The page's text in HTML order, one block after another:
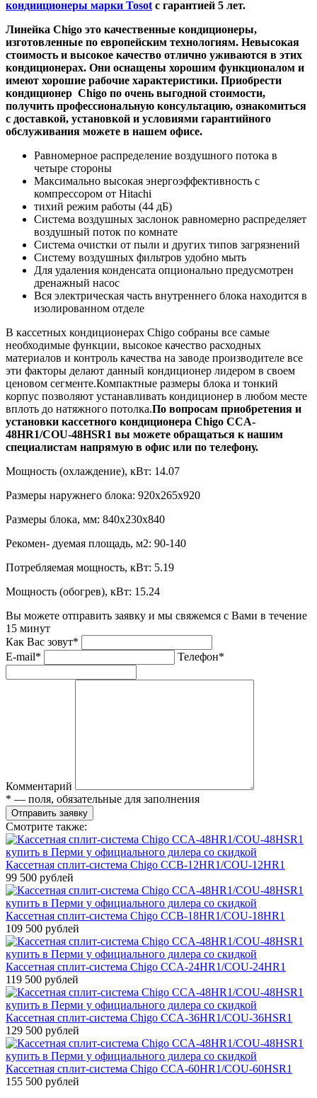
кондииционеры марки Tosot с гарантией 5 лет.
Линейка Chigo это качественные кондиционеры,
изготовленные по европейским технологиям. Невысокая
стоимость и высокое качество отлично уживаются в этих
кондиционерах. Они оснащены хорошим функционалом и
имеют хорошие рабочие характеристики. Приобрести
кондиционер Chigo по очень выгодной стоимости,
получить профессиональную консультацию, ознакомиться
с доставкой, установкой и условиями гарантийного
обслуживания можете в нашем офисе.
Равномерное распределение воздушного потока в
четыре стороны
Максимально высокая энергоэффективность с
компрессором от Hitachi
тихий режим работы (44 дБ)
Система воздушных заслонок равномерно распределяет
воздушный поток по комнате
Система очистки от пыли и других типов загрязнений
Систему воздушных фильтров удобно мыть
Для удаления конденсата опционально предусмотрен
дренажный насос
Вся электрическая часть внутреннего блока находится в
изолированном отделе
В кассетных кондиционерах Chigo собраны все самые
необходимые функции, высокое качество расходных
материалов и контроль качества на заводе производителе все
эти факторы делают данный кондиционер лидером в своем
ценовом сегменте.Компактные размеры блока и тонкий
корпус позволяют устанавливать кондиционер в любом месте
вплоть до натяжного потолка.По вопросам приобретения и
установки кассетного кондиционера Chigo CCA-
48HR1/COU-48HSR1 вы можете обращаться к нашим
специалистам напрямую в офис или по телефону.
Мощность (охлаждение), кВт: 14.07
Размеры наружнего блока: 920x265x920
Размеры блока, мм: 840х230х840
Рекомен- дуемая площадь, м2: 90-140
Потребляемая мощность, кВт: 5.19
Мощность (обогрев), кВт: 15.24
Вы можете отправить заявку и мы свяжемся с Вами в течение
15 минут
Как Вас зовут*
E-mail*
Телефон*
Комментарий
* — поля, обязательные для заполнения
Отправить заявку
Смотрите также:
Кассетная сплит-система Chigo CCB-12HR1/COU-12HR1
99 500 рублей
Кассетная сплит-система Chigo CCB-18HR1/COU-18HR1
109 500 рублей
Кассетная сплит-система Chigo CCA-24HR1/COU-24HR1
119 500 рублей
Кассетная сплит-система Chigo CCA-36HR1/COU-36HSR1
129 500 рублей
Кассетная сплит-система Chigo CCA-60HR1/COU-60HSR1
155 500 рублей